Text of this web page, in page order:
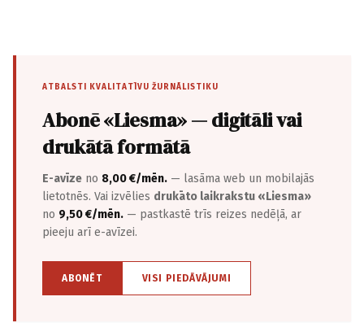
ATBALSTI KVALITATĪVU ŽURNĀLISTIKU
Abonē «Liesma» — digitāli vai
drukātā formātā
E-avīze no 8,00 €/mēn. — lasāma web un mobilajās
lietotnēs. Vai izvēlies drukāto laikrakstu «Liesma»
no 9,50 €/mēn. — pastkastē trīs reizes nedēļā, ar
pieeju arī e-avīzei.
ABONĒT VISI PIEDĀVĀJUMI